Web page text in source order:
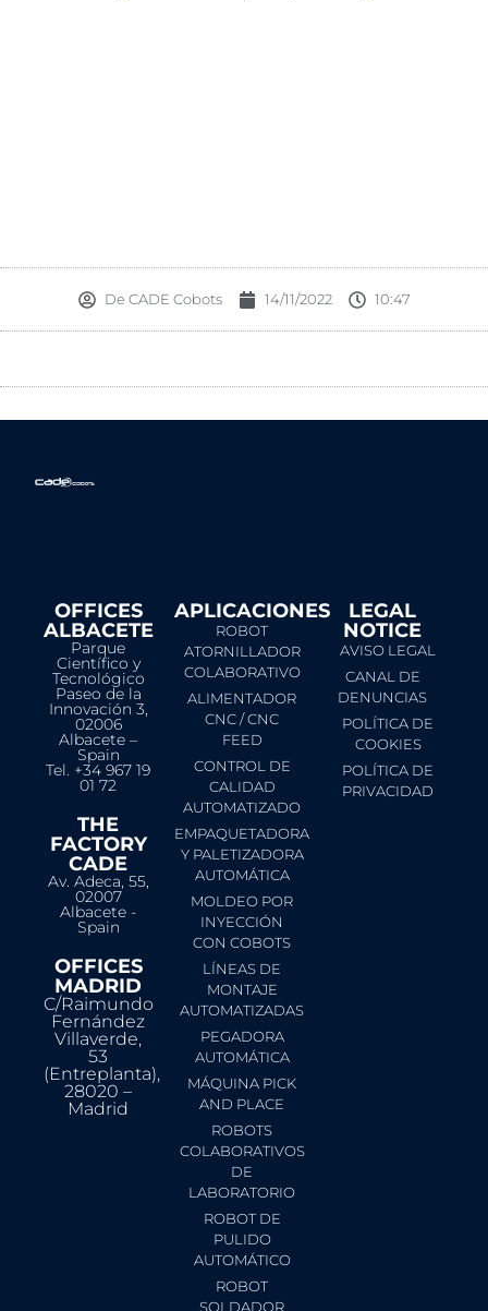
De CADE Cobots 14/11/2022 10:47
OFFICES
ALBACETE
Parque
Científico y
Tecnológico
Paseo de la
Innovación 3,
02006
Albacete –
Spain
Tel. +34 967 19
01 72
THE
FACTORY
CADE
Av. Adeca, 55,
02007
Albacete -
Spain
OFFICES
MADRID
C/Raimundo
Fernández
Villaverde,
53
(Entreplanta),
28020 –
Madrid
APLICACIONES
ROBOT
ATORNILLADOR
COLABORATIVO
ALIMENTADOR
CNC / CNC
FEED
CONTROL DE
CALIDAD
AUTOMATIZADO
EMPAQUETADORA
Y PALETIZADORA
AUTOMÁTICA
MOLDEO POR
INYECCIÓN
CON COBOTS
LÍNEAS DE
MONTAJE
AUTOMATIZADAS
PEGADORA
AUTOMÁTICA
MÁQUINA PICK
AND PLACE
ROBOTS
COLABORATIVOS
DE
LABORATORIO
ROBOT DE
PULIDO
AUTOMÁTICO
ROBOT
SOLDADOR
LEGAL
NOTICE​
AVISO LEGAL
CANAL DE
DENUNCIAS
POLÍTICA DE
COOKIES
POLÍTICA DE
PRIVACIDAD